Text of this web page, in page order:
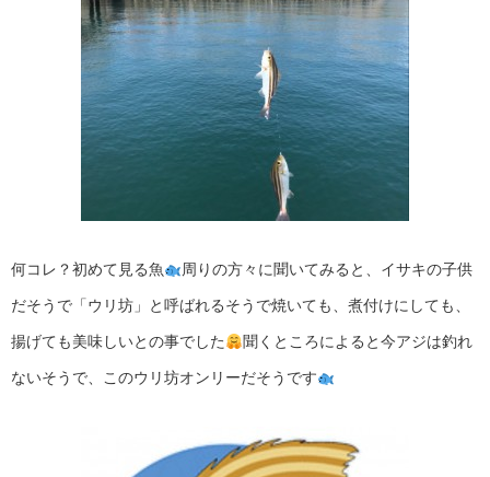
何コレ？初めて見る魚 周りの方々に聞いてみると、イサキの子供
だそうで「ウリ坊」と呼ばれるそうで焼いても、煮付けにしても、
揚げても美味しいとの事でした 聞くところによると今アジは釣れ
ないそうで、このウリ坊オンリーだそうです